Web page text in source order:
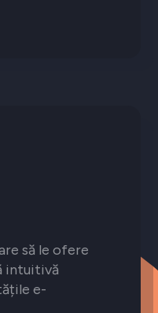
să le ofere
intuitivă
e-